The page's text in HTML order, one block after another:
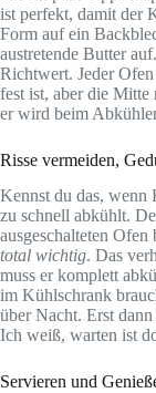
ist perfekt, damit der
Form auf ein
austretende Butter
Richtwert. Jeder
fest ist, aber die
er wird beim
Risse vermeiden,
Kennst du das, wenn
zu schnell abkühlt.
ausgeschalteten
total wichtig. Das
muss er komplett
im Kühlschrank
über Nacht. Erst
Ich weiß, warten ist
Servieren und